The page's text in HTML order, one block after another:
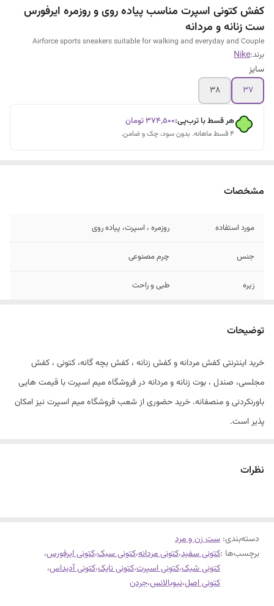
کفش کتونی اسپرت مناسب پیاده روی و روزمره ایرفورس
ست زنانه و مردانه
Airforce sports sneakers suitable for walking and everyday and Couple
برند:Nike
سایز
۳۷
۳۸
هر قسط با ترب‌پی:۳۷۴٬۵۰۰تومان
۴ قسط ماهانه. بدون سود، چک و ضامن.
مشخصات
مورد استفاده روزمره ، اسپرت، پیاده روی
جنس چرم مصنوعی
زیره طبی و راحت
توضیحات
خرید اینترنتی کفش مردانه و کفش زنانه ، کفش بچه گانه، کتونی ، کفش
مجلسی، صندل ، بوت زنانه و مردانه در فروشگاه میم اسپرت با قیمت هایی
باورنکردنی و منصفانه. خرید حضوری از شعب فروشگاه میم اسپرت نیز امکان
پذیر است.
نظرات
دسته‌بندی: ست زن و مرد
برچسب‌ها :کتونی سفید،کتونی مردانه،کتونی سبک،کتونی ایرفورس،
کتونی شیک،کتونی اسپرت،کتونی نایک،کتونی آدیداس،
کتونی اصل،نیوبالانس،جردن